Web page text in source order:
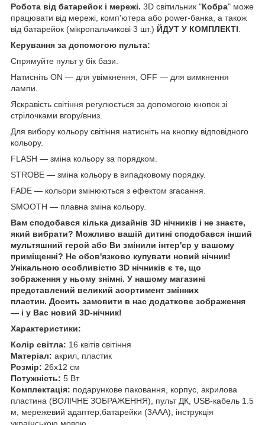
Робота від батарейок і мережі. 3D світильник "Кобра" може
працювати від мережі, комп'ютера або power-банка, а також
від батарейок (мікропальчикові 3 шт.) ЙДУТ У КОМПЛЕКТІ
Керування за допомогою пульта:
Спрямуйте пульт у бік бази.
Натисніть ON — для увімкнення, OFF — для вимкнення
лампи.
Яскравість світіння регулюється за допомогою кнопок зі
стрілочками вгору/вниз.
Для вибору кольору світіння натисніть на кнопку відповідного
кольору.
FLASH — зміна кольору за порядком.
STROBE — зміна кольору в випадковому порядку.
FADE — кольори змінюються з ефектом згасання.
SMOOTH — плавна зміна кольору.
Вам сподобався кілька дизайнів 3D нічників і не знаєте,
який вибрати? Можливо вашій дитині сподобався інший
мультяшний герой або Ви змінили інтер'єр у вашому
приміщенні? Не обов'язково купувати новий нічник!
Унікальною особливістю 3D нічників є те, що
зображення у ньому знімні. У нашому магазині
представлений великий асортимент змінних
пластин. Досить замовити в нас додаткове зображення
— і у Вас новий 3D-нічник!
Характеристики:
Колір світла: 16 квітів світіння
Матеріал: акрил, пластик
Розмір: 26х12 см
Потужність: 5 Вт
Комплектація: подарункове паковання, корпус, акрилова
пластина (ВОЛІЧНЕ ЗОБРАЖЕННЯ), пульт ДК, USB-кабель 1.5
м, мережевий адаптер,батарейки (3ААА), інструкція
українською мовою